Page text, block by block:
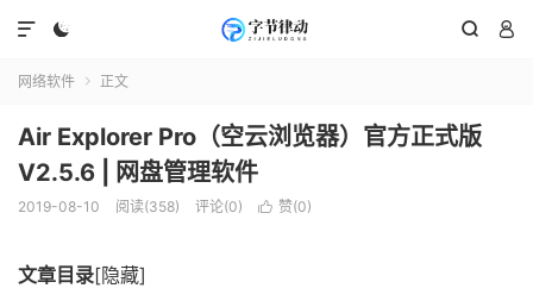
  

网络软件  正文
Air Explorer Pro（空云浏览器）官方正式版
V2.5.6 | 网盘管理软件
2019-08-10 阅读(358) 评论(0)  赞(0)
文章目录[隐藏]